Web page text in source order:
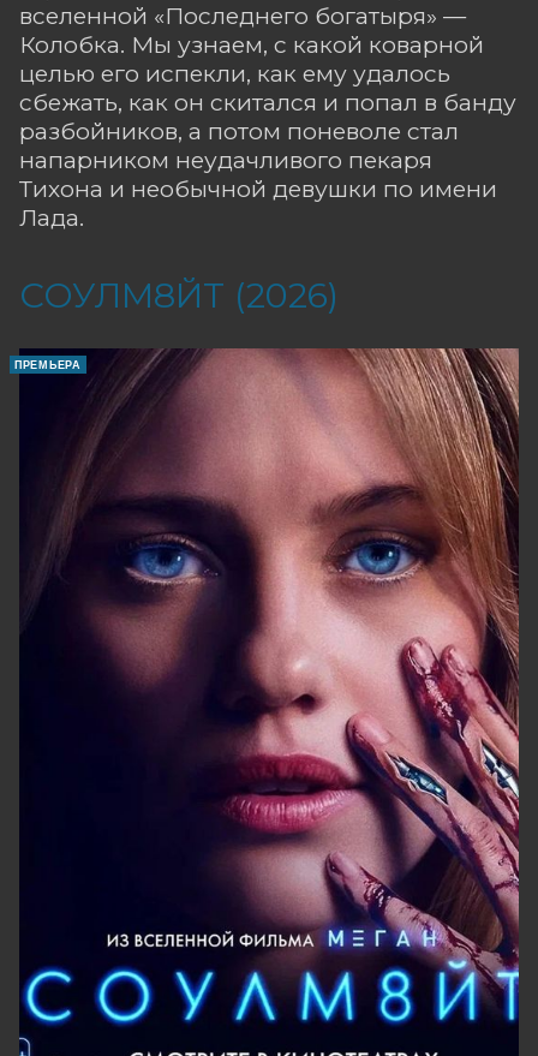
вселенной «Последнего богатыря» —
Колобка. Мы узнаем, с какой коварной
целью его испекли, как ему удалось
сбежать, как он скитался и попал в банду
разбойников, а потом поневоле стал
напарником неудачливого пекаря
Тихона и необычной девушки по имени
Лада.
СОУЛМ8ЙТ (2026)
ПРЕМЬЕРА